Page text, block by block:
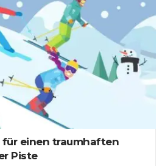
für einen traumhaften
Piste